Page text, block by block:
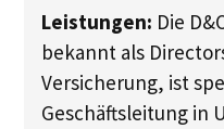
Leistungen: Die
bekannt als
Versicherung, ist
Geschäftsleitung in